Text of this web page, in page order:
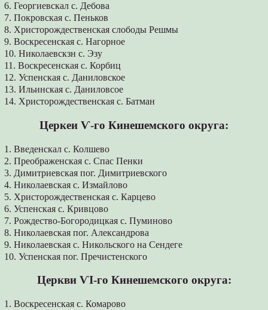
6. Георгиевскал с. Дебова
7. Покровская с. Пеньков
8. Христорождественская слободы Решмы
9. Воскресенская с. Нагорное
10. Николаевскзн с. Эзу
11. Воскресенская с. Корбиц
12. Успенская с. Даниловское
13. Ильинская с. Даниловсое
14. Христорождественская с. Батман
Церкеи Ѵ-го Кинешемского округа:
1. Введенскал с. Колшево
2. Преображенская с. Спас Пенки
3. Димитриевская пог. Димитриевского
4. Николаевская с. Измайлово
5. Христорождественская с. Карцево
6. Успенская с. Кривцово
7. Рождество-Богородицкая с. Пуминово
8. Николаевская пог. Александрова
9. Николаевская с. Никольского на Сендеге
10. Успенская пог. Пречистенского
Церкви ѴІ-го Кинешемского округа:
1. Воскресенская с. Комарово